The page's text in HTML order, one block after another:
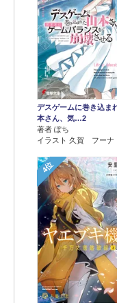
デスゲームに巻き込ま
本さん、気…2
著者 ぽち
イラスト 久賀 フーナ
4位